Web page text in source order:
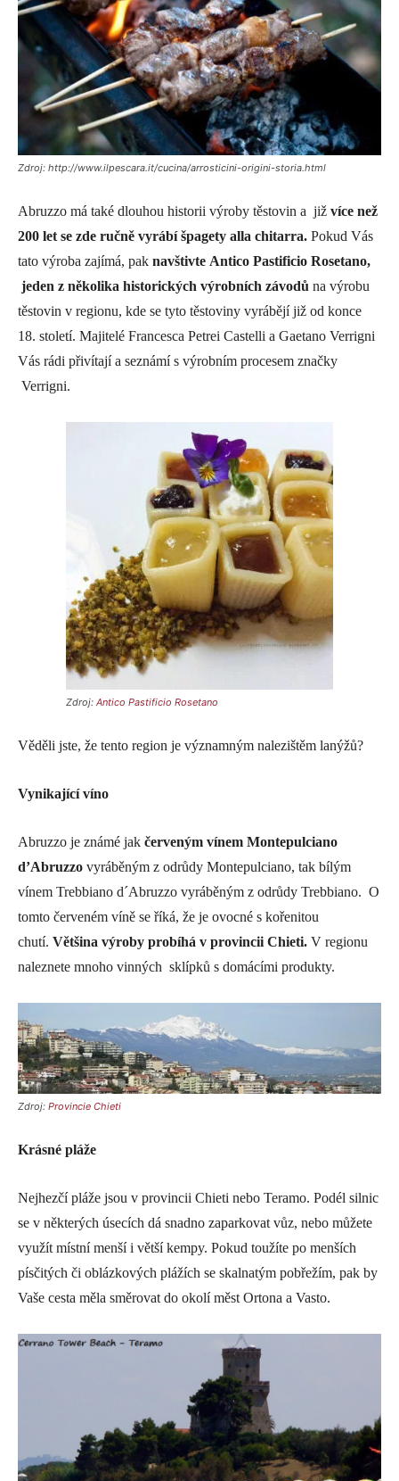
Zdroj: http://www.ilpescara.it/cucina/arrosticini-origini-storia.html
Abruzzo má také dlouhou historii výroby těstovin a již více než
200 let se zde ručně vyrábí špagety alla chitarra. Pokud Vás
tato výroba zajímá, pak navštivte Antico Pastificio Rosetano,
jeden z několika historických výrobních závodů na výrobu
těstovin v regionu, kde se tyto těstoviny vyrábějí již od konce
18. století. Majitelé Francesca Petrei Castelli a Gaetano Verrigni
Vás rádi přivítají a seznámí s výrobním procesem značky
Verrigni.
Zdroj: Antico Pastificio Rosetano
Věděli jste, že tento region je významným nalezištěm lanýžů?
Vynikající víno
Abruzzo je známé jak červeným vínem Montepulciano
d’Abruzzo vyráběným z odrůdy Montepulciano, tak bílým
vínem Trebbiano d´Abruzzo vyráběným z odrůdy Trebbiano. O
tomto červeném víně se říká, že je ovocné s kořenitou
chutí. Většina výroby probíhá v provincii Chieti. V regionu
naleznete mnoho vinných sklípků s domácími produkty.
Zdroj: Provincie Chieti
Krásné pláže
Nejhezčí pláže jsou v provincii Chieti nebo Teramo. Podél silnic
se v některých úsecích dá snadno zaparkovat vůz, nebo můžete
využít místní menší i větší kempy. Pokud toužíte po menších
písčitých či oblázkových plážích se skalnatým pobřežím, pak by
Vaše cesta měla směrovat do okolí měst Ortona a Vasto.